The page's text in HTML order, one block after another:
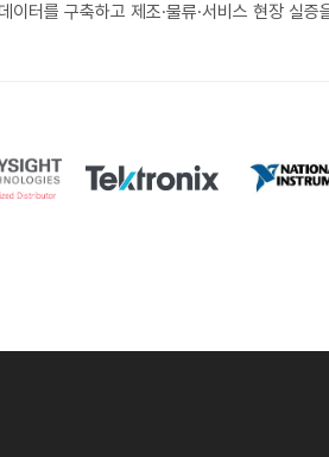
이터를 구축하고 제조·물류·서비스 현장 실증